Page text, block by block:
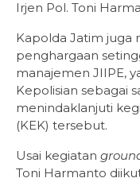
Irjen Pol. Toni
Kapolda Jatim juga
penghargaan
manajemen JIIPE,
Kepolisian sebagai
menindaklanjuti
(KEK) tersebut.
Usai kegiatan
Toni Harmanto